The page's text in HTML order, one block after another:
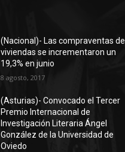
(Nacional)- Las compraventas de
viviendas se incrementaron un
19,3% en junio
8 agosto, 2017
(Asturias)- Convocado el Tercer
Premio Internacional de
Investigación Literaria Ángel
González de la Universidad de
Oviedo